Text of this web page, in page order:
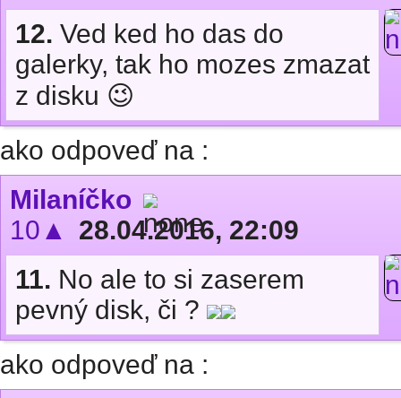
12. Ved ked ho das do
galerky, tak ho mozes zmazat
z disku 😉
ako odpoveď na :
Milaníčko
10▲
28.04.2016, 22:09
11. No ale to si zaserem
pevný disk, či ?
ako odpoveď na :